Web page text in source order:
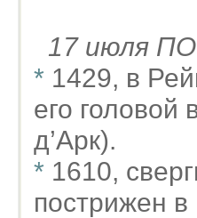
17 июля
* 1429, в
его
д’Арк).
* 1610,
пострижен